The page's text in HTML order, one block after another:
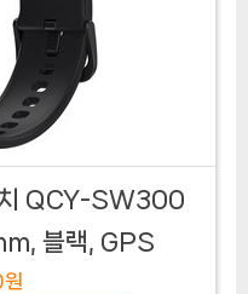
치 QCY-SW300
블랙, GPS